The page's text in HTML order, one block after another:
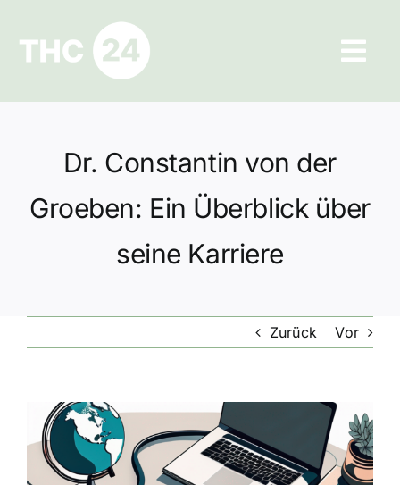
springen
Ratgeber
Hilfe und Kontakt
Datenschutz
Dr. Constantin von der
Groeben: Ein Überblick über
seine Karriere
Zurück Vor
Zeige
grösseres
Bild